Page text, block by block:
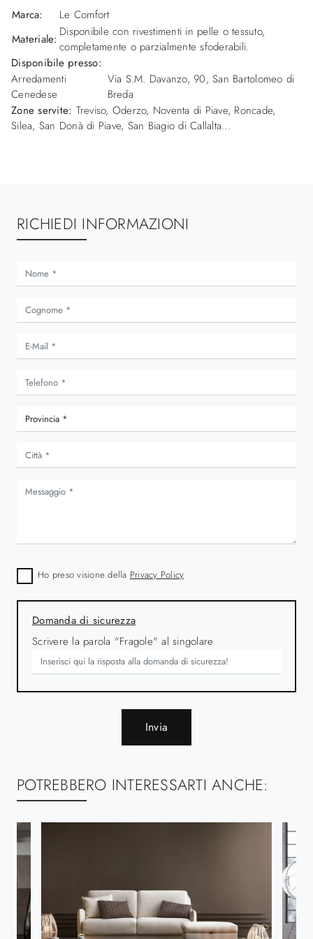
Marca:
Le Comfort
Materiale: Disponibile con rivestimenti in pelle o tessuto,
completamente o parzialmente sfoderabili.
Disponibile presso:
Arredamenti
Cenedese
Via S.M. Davanzo, 90,San Bartolomeo di
Breda
Zone servite: Treviso, Oderzo, Noventa di Piave, Roncade,
Silea, San Donà di Piave, San Biagio di Callalta...
RICHIEDI INFORMAZIONI
Ho preso visione della Privacy Policy
Domanda di sicurezza
Scrivere la parola "Fragole" al singolare
Invia
POTREBBERO INTERESSARTI ANCHE: